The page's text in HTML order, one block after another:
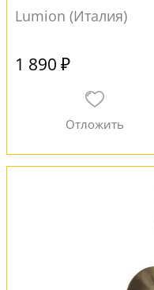
Lumion (Италия)
1 890 ₽